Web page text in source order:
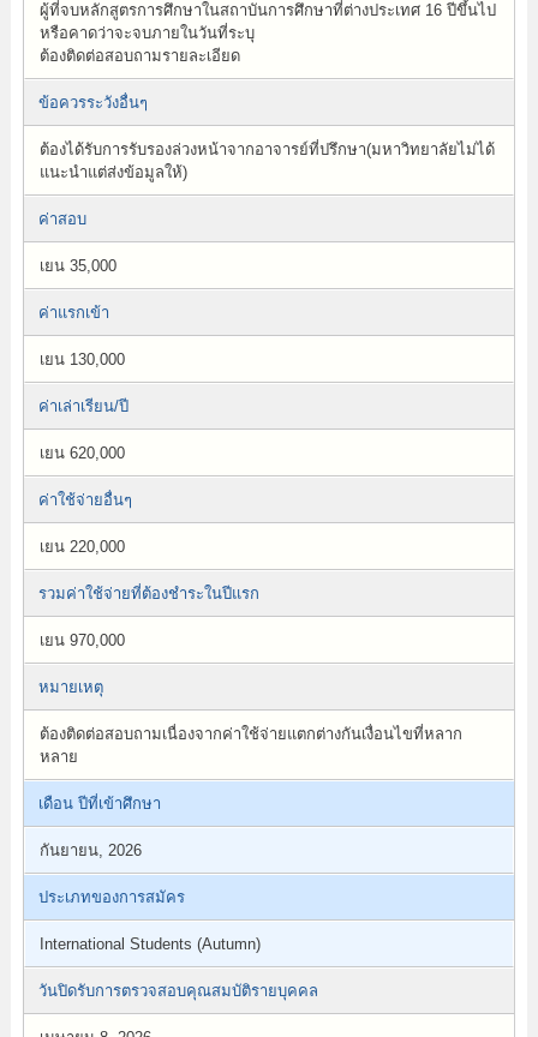
ผู้ที่จบหลักสูตรการศึกษาในสถาบันการศึกษาที่ต่างประเทศ 16 ปีขึ้นไป
หรือคาดว่าจะจบภายในวันที่ระบุ
ต้องติดต่อสอบถามรายละเอียด
ข้อควรระวังอื่นๆ
ต้องได้รับการรับรองล่วงหน้าจากอาจารย์ที่ปรึกษา(มหาวิทยาลัยไม่ได้
แนะนำแต่ส่งข้อมูลให้)
ค่าสอบ
เยน 35,000
ค่าแรกเข้า
เยน 130,000
ค่าเล่าเรียน/ปี
เยน 620,000
ค่าใช้จ่ายอื่นๆ
เยน 220,000
รวมค่าใช้จ่ายที่ต้องชำระในปีแรก
เยน 970,000
หมายเหตุ
ต้องติดต่อสอบถามเนื่องจากค่าใช้จ่ายแตกต่างกันเงื่อนไขที่หลาก
หลาย
เดือน ปีที่เข้าศึกษา
กันยายน, 2026
ประเภทของการสมัคร
International Students (Autumn)
วันปิดรับการตรวจสอบคุณสมบัติรายบุคคล